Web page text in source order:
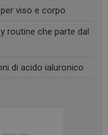
viso e corpo
routine che parte dal
di acido ialuronico